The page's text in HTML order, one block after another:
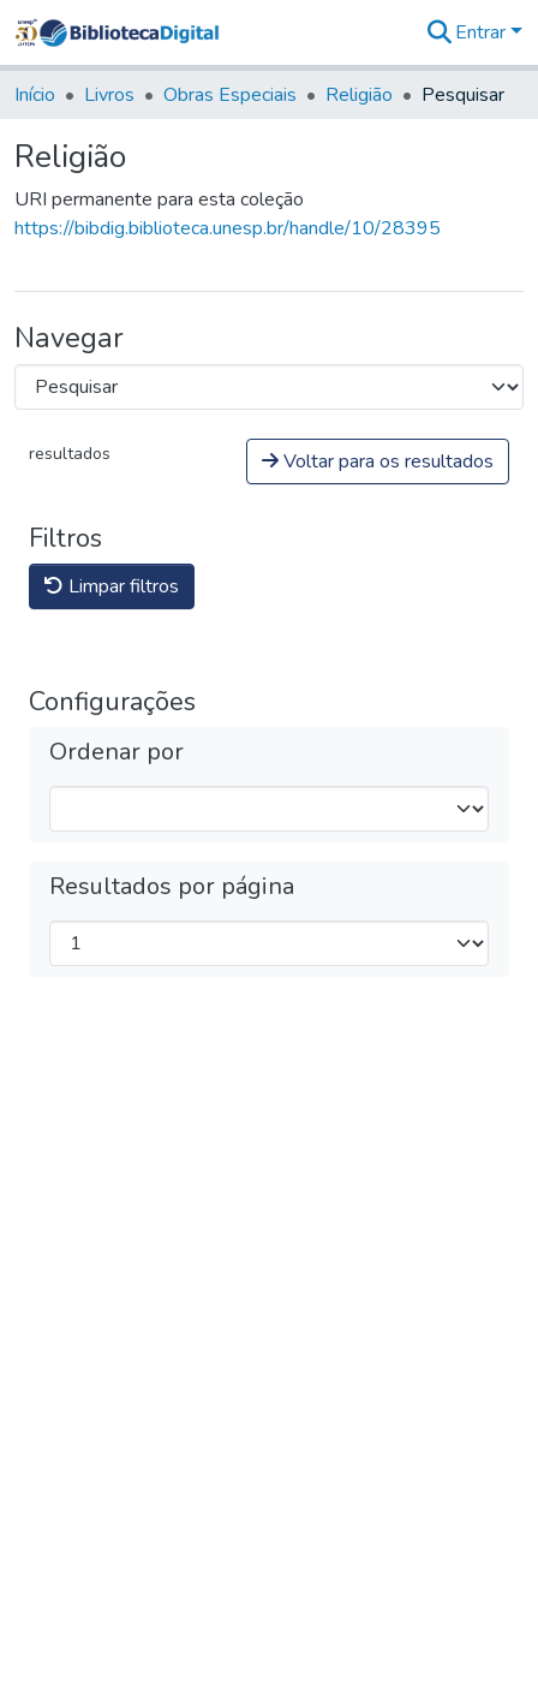
&
Coleções
Digital
Estatísticas
Entrar
Início Livros Obras Especiais Religião Pesquisar
Religião
URI permanente para esta coleção
https://bibdig.biblioteca.unesp.br/handle/10/28395
Navegar
resultados Voltar para os resultados
Filtros
Limpar filtros
Configurações
Ordenar por
Resultados por página